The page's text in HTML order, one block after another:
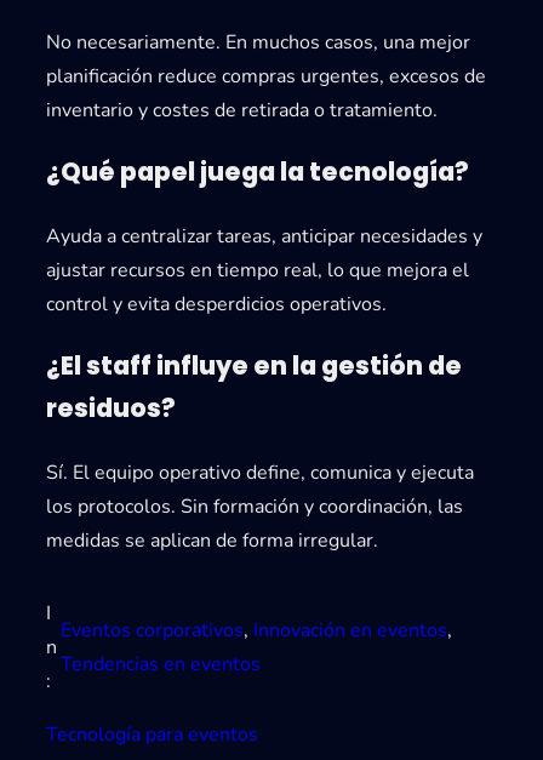
No necesariamente. En muchos casos, una mejor
planificación reduce compras urgentes, excesos de
inventario y costes de retirada o tratamiento.
¿Qué papel juega la tecnología?
Ayuda a centralizar tareas, anticipar necesidades y
ajustar recursos en tiempo real, lo que mejora el
control y evita desperdicios operativos.
¿El staff influye en la gestión de
residuos?
Sí. El equipo operativo define, comunica y ejecuta
los protocolos. Sin formación y coordinación, las
medidas se aplican de forma irregular.
I
n
:
Eventos corporativos, Innovación en eventos
Tendencias en eventos
Tecnología para eventos